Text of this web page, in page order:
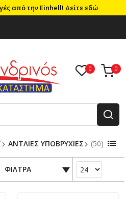
από την Einhell! Δείτε εδώ
ΑΝΤΛΙΕΣ ΥΠΟΒΡΥΧΙΕΣ (50)
ΦΙΛΤΡΑ